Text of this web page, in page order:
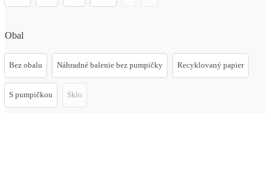
Obal
Bez obalu Náhradné balenie bez pumpičky Recyklovaný papier
S pumpičkou Sklo